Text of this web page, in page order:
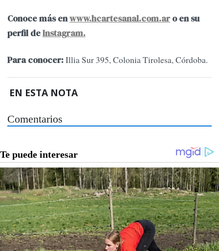
Conoce más enwww.hcartesanal.com.ar o en su
perfil deInstagram.
Para conocer:Illia Sur 395, Colonia Tirolesa, Córdoba.
EN ESTA NOTA
Comentarios